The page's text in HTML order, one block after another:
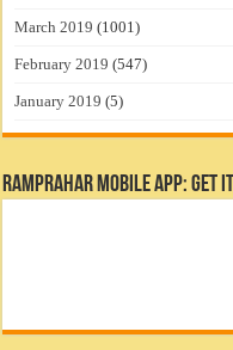
March 2019 (1001)
February 2019 (547)
January 2019 (5)
RamPrahar Mobile App: Get